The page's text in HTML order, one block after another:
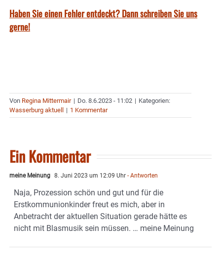
Haben Sie einen Fehler entdeckt? Dann schreiben Sie uns
gerne!
Von Regina Mittermair | Do. 8.6.2023 - 11:02 | Kategorien:
Wasserburg aktuell
| 1 Kommentar
Ein Kommentar
meine Meinung 8. Juni 2023 um 12:09 Uhr - Antworten
Naja, Prozession schön und gut und für die
Erstkommunionkinder freut es mich, aber in
Anbetracht der aktuellen Situation gerade hätte es
nicht mit Blasmusik sein müssen. … meine Meinung